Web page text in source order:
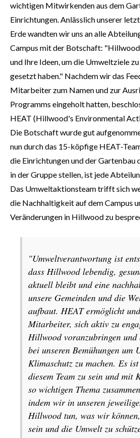
wichtigen Mitwirkenden aus dem
Einrichtungen. Anlässlich unserer
Erde wandten wir uns an alle
Campus mit der Botschaft:
und Ihre Ideen, um die Umweltziele
gesetzt haben." Nachdem wir das
Mitarbeiter zum Namen und zur
Programms eingeholt hatten,
HEAT (Hillwood's Environmental
Die Botschaft wurde gut
nun durch das 15-köpfige HEAT-
die Einrichtungen und der
in der Gruppe stellen, ist jede
Das Umweltaktionsteam trifft sich
die Nachhaltigkeit auf dem Campus
Veränderungen in Hillwood zu
"Umweltverantwortung ist
dass Hillwood lebendig,
aktuell bleibt und eine
unsere Gemeinden und die
aufbaut. HEAT ermöglicht
Mitarbeiter, sich aktiv zu
Hillwood voranzubringen und
bei unseren Bemühungen um
Klimaschutz zu machen. Es
diesem Team zu sein und mit
so wichtigen Thema
indem wir in unseren
Hillwood tun, was wir
sein und die Umwelt zu